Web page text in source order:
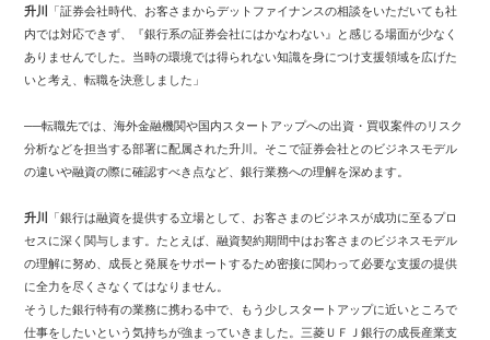
升川
「証券会社時代、お客さまからデットファイナンスの相談をいただいても社
内では対応できず、『銀行系の証券会社にはかなわない』と感じる場面が少なく
ありませんでした。当時の環境では得られない知識を身につけ支援領域を広げた
いと考え、転職を決意しました」
──転職先では、海外金融機関や国内スタートアップへの出資・買収案件のリスク
分析などを担当する部署に配属された升川。そこで証券会社とのビジネスモデル
の違いや融資の際に確認すべき点など、銀行業務への理解を深めます。
升川
「銀行は融資を提供する立場として、お客さまのビジネスが成功に至るプロ
セスに深く関与します。たとえば、融資契約期間中はお客さまのビジネスモデル
の理解に努め、成長と発展をサポートするため密接に関わって必要な支援の提供
に全力を尽くさなくてはなりません。
そうした銀行特有の業務に携わる中で、もう少しスタートアップに近いところで
仕事をしたいという気持ちが強まっていきました。三菱ＵＦＪ銀行の成長産業支